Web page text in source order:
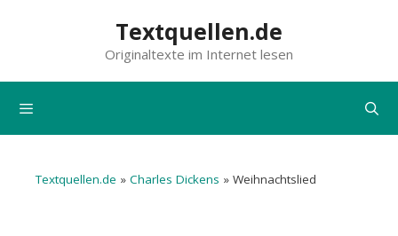
Textquellen.de
Originaltexte im Internet lesen
Textquellen.de » Charles Dickens » Weihnachtslied